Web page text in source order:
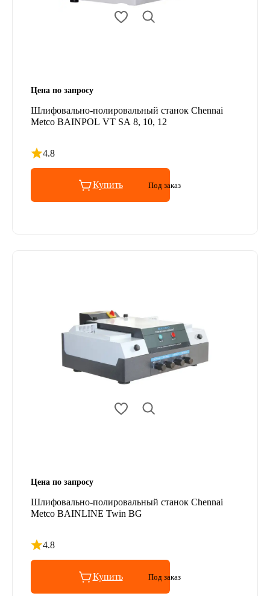
Цена по запросу
Шлифовально-полировальный станок Chennai
Metco BAINPOL VT SA 8, 10, 12
4.8
Рейтинг 4.8 из 5
Купить Под заказ
Цена по запросу
Шлифовально-полировальный станок Chennai
Metco BAINLINE Twin BG
4.8
Рейтинг 4.8 из 5
Купить Под заказ